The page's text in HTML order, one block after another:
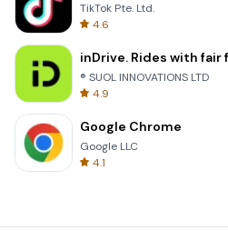
TikTok Pte. Ltd.
4.6
inDrive. Rides with fair
® SUOL INNOVATIONS LTD
4.9
Google Chrome
Google LLC
4.1